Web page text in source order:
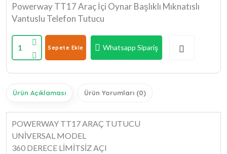
Powerway TT17 Araç İçi Oynar Başlıklı Mıknatıslı
Vantuslu Telefon Tutucu
1 Sepete Ekle Whatsapp Sipariş
Ürün Açıklaması Ürün Yorumları (0)
POWERWAY TT17 ARAÇ TUTUCU
UNİVERSAL MODEL
360 DERECE LİMİTSİZ AÇI